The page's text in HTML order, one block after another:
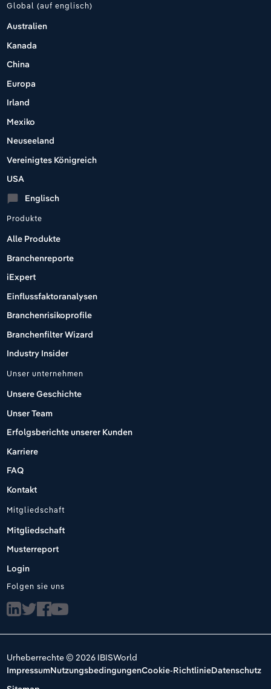
Global (auf englisch)
Australien
Kanada
China
Europa
Irland
Mexiko
Neuseeland
Vereinigtes Königreich
USA
chat_bubble Englisch
Produkte
Alle Produkte
Branchenreporte
iExpert
Einflussfaktoranalysen
Branchenrisikoprofile
Branchenfilter Wizard
Industry Insider
Unser unternehmen
Unsere Geschichte
Unser Team
Erfolgsberichte unserer Kunden
Karriere
FAQ
Kontakt
Mitgliedschaft
Mitgliedschaft
Musterreport
Login
Folgen sie uns
Urheberrechte © 2026 IBISWorld
ImpressumNutzungsbedingungenCookie-RichtlinieDatenschutz